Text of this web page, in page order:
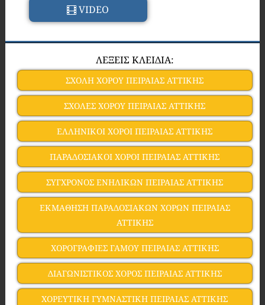
VIDEO
ΛΕΞΕΙΣ ΚΛΕΙΔΙΑ:
ΣΧΟΛH ΧΟΡΟΥ ΠΕΙΡΑΙΑΣ ΑΤΤΙΚΗΣ
ΣΧΟΛΕΣ ΧΟΡΟΥ ΠΕΙΡΑΙΑΣ ΑΤΤΙΚΗΣ
ΕΛΛΗΝΙΚΟΙ ΧΟΡΟΙ ΠΕΙΡΑΙΑΣ ΑΤΤΙΚΗΣ
ΠΑΡΑΔΟΣΙΑΚΟΙ ΧΟΡΟΙ ΠΕΙΡΑΙΑΣ ΑΤΤΙΚΗΣ
ΣΥΓΧΡΟΝΟΣ ΕΝΗΛΙΚΩΝ ΠΕΙΡΑΙΑΣ ΑΤΤΙΚΗΣ
ΕΚΜΑΘΗΣΗ ΠΑΡΑΔΟΣΙΑΚΩΝ ΧΟΡΩΝ ΠΕΙΡΑΙΑΣ
ΑΤΤΙΚΗΣ
ΧΟΡΟΓΡΑΦΙΕΣ ΓΑΜΟΥ ΠΕΙΡΑΙΑΣ ΑΤΤΙΚΗΣ
ΔΙΑΓΩΝΙΣΤΙΚΟΣ ΧΟΡΟΣ ΠΕΙΡΑΙΑΣ ΑΤΤΙΚΗΣ
ΧΟΡΕΥΤΙΚΗ ΓΥΜΝΑΣΤΙΚΗ ΠΕΙΡΑΙΑΣ ΑΤΤΙΚΗΣ